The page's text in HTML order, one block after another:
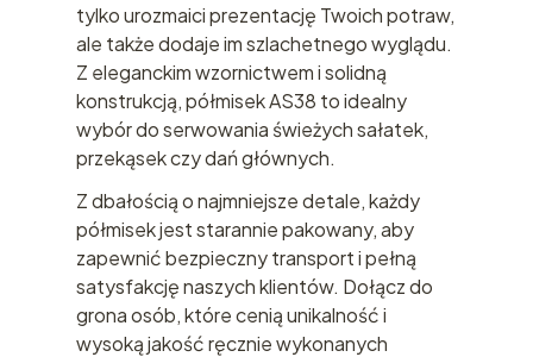
tylko urozmaici prezentację Twoich potraw,
ale także dodaje im szlachetnego wyglądu.
Z eleganckim wzornictwem i solidną
konstrukcją, półmisek AS38 to idealny
wybór do serwowania świeżych sałatek,
przekąsek czy dań głównych.
Z dbałością o najmniejsze detale, każdy
półmisek jest starannie pakowany, aby
zapewnić bezpieczny transport i pełną
satysfakcję naszych klientów. Dołącz do
grona osób, które cenią unikalność i
wysoką jakość ręcznie wykonanych